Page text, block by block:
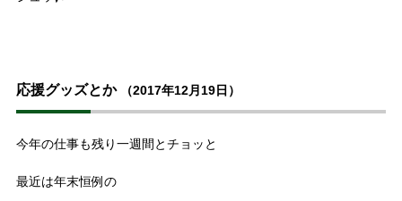
応援グッズとか （2017年12月19日）
今年の仕事も残り一週間とチョッと
最近は年末恒例の